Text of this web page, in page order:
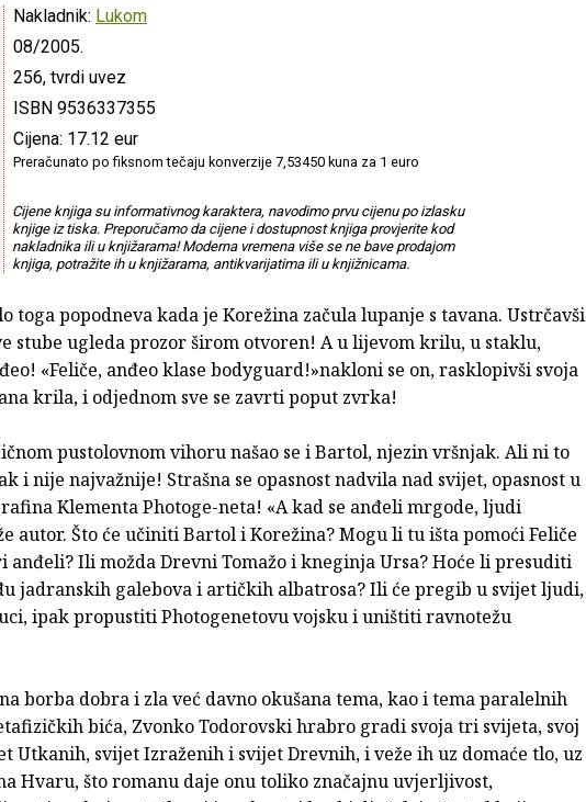
Nakladnik: Lukom
08/2005.
256, tvrdi uvez
ISBN 9536337355
Cijena: 17.12 eur
Preračunato po fiksnom tečaju konverzije 7,53450 kuna za 1 euro
Cijene knjiga su informativnog karaktera, navodimo prvu cijenu po izlasku
knjige iz tiska. Preporučamo da cijene i dostupnost knjiga provjerite kod
nakladnika ili u knjižarama! Moderna vremena više se ne bave prodajom
knjiga, potražite ih u knjižarama, antikvarijatima ili u knjižnicama.
toga popodneva kada je Korežina začula lupanje s tavana. Ustrčavši
stube ugleda prozor širom otvoren! A u lijevom krilu, u staklu,
«Feliče, anđeo klase bodyguard!»nakloni se on, rasklopivši svoja
krila, i odjednom sve se zavrti poput zvrka!
pustolovnom vihoru našao se i Bartol, njezin vršnjak. Ali ni to
i nije najvažnije! Strašna se opasnost nadvila nad svijet, opasnost u
Klementa Photoge-neta! «A kad se anđeli mrgode, ljudi
autor. Što će učiniti Bartol i Korežina? Mogu li tu išta pomoći Feliče
anđeli? Ili možda Drevni Tomažo i kneginja Ursa? Hoće li presuditi
jadranskih galebova i artičkih albatrosa? Ili će pregib u svijet ljudi,
ipak propustiti Photogenetovu vojsku i uništiti ravnotežu
borba dobra i zla već davno okušana tema, kao i tema paralelnih
bića, Zvonko Todorovski hrabro gradi svoja tri svijeta, svoj
Utkanih, svijet Izraženih i svijet Drevnih, i veže ih uz domaće tlo, uz
Hvaru, što romanu daje onu toliko značajnu uvjerljivost,